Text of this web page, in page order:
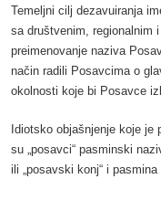
Temeljni cilj dezavuiranja
sa društvenim, regionalnim
preimenovanje naziva
način radili Posavcima o
okolnosti koje bi Posavce
Idiotsko objašnjenje koje
su „posavci“ pasminski
ili „posavski konj“ i